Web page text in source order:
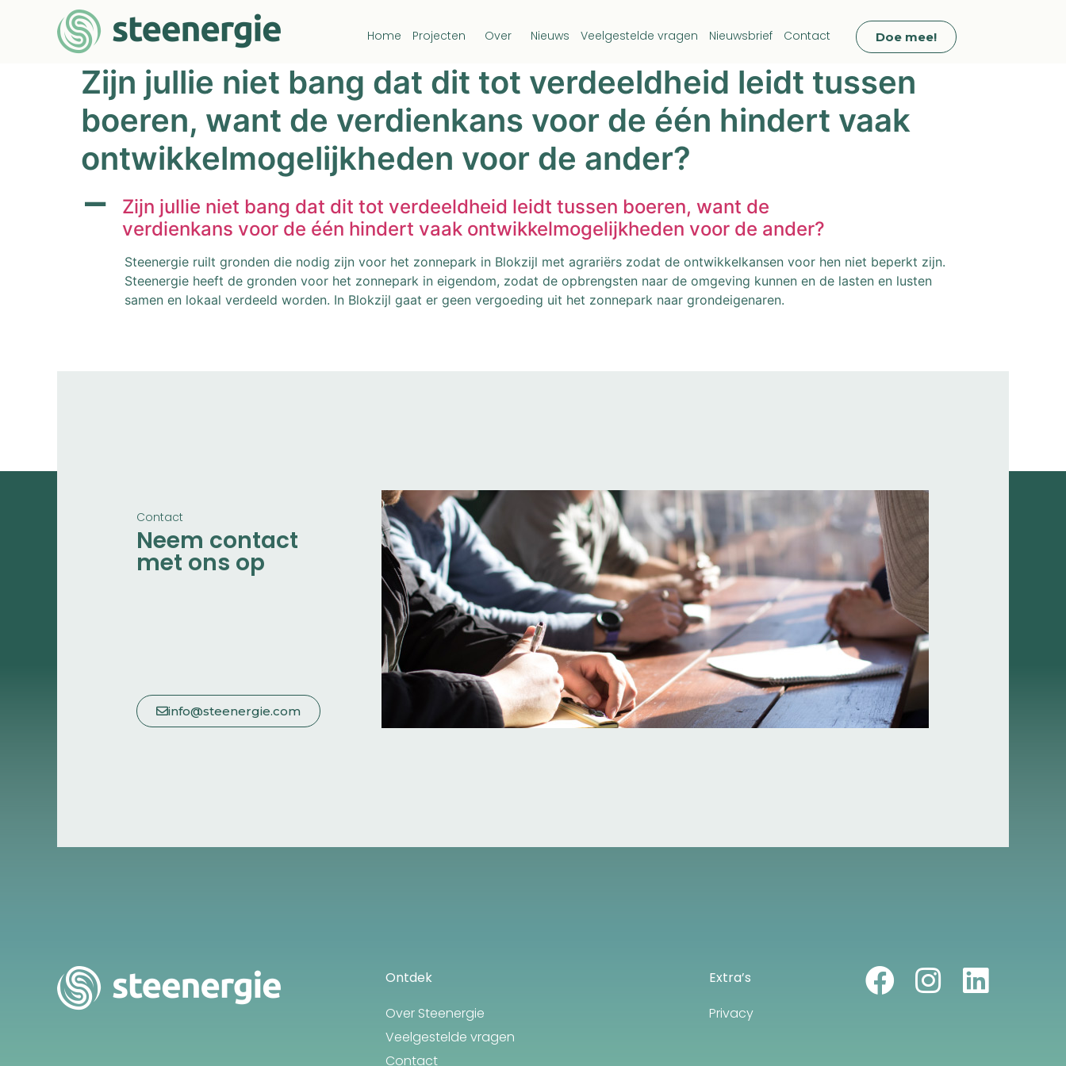
Home Projecten Over Nieuws Veelgestelde vragen Nieuwsbrief Contact Doe mee!
Zijn jullie niet bang dat dit tot verdeeldheid leidt tussen
boeren, want de verdienkans voor de één hindert vaak
ontwikkelmogelijkheden voor de ander?
A
Zijn jullie niet bang dat dit tot verdeeldheid leidt tussen boeren, want de
verdienkans voor de één hindert vaak ontwikkelmogelijkheden voor de ander?
Steenergie ruilt gronden die nodig zijn voor het zonnepark in Blokzijl met agrariërs zodat de ontwikkelkansen voor hen niet beperkt zijn.
Steenergie heeft de gronden voor het zonnepark in eigendom, zodat de opbrengsten naar de omgeving kunnen en de lasten en lusten
samen en lokaal verdeeld worden. In Blokzijl gaat er geen vergoeding uit het zonnepark naar grondeigenaren.
Contact
Neem contact
met ons op
info@steenergie.com
Ontdek
Over Steenergie
Veelgestelde vragen
Contact
Extra’s
Privacy